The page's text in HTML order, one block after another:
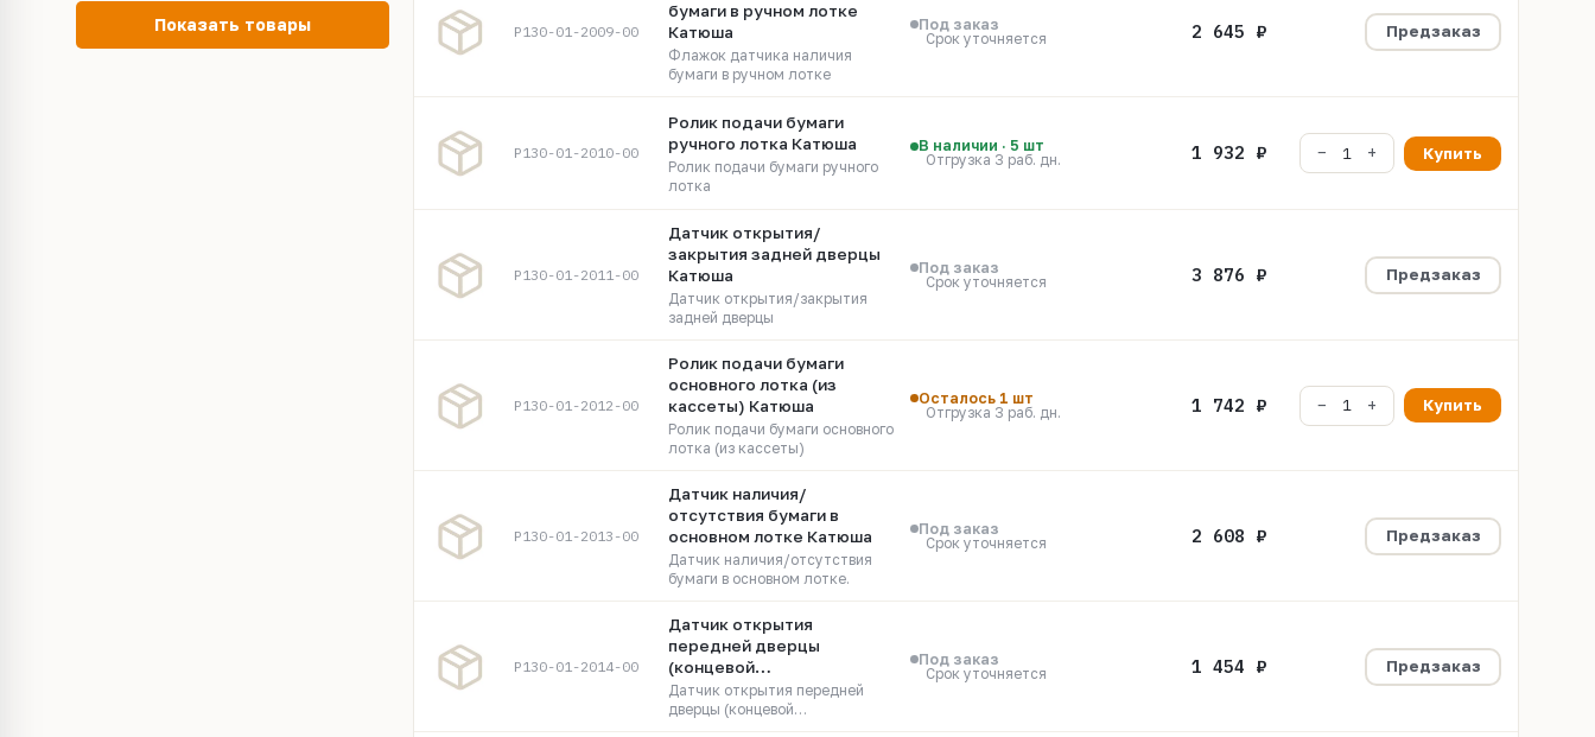
Показать товары P130-01-2009-00
бумаги в ручном лотке
Катюша
Флажок датчика наличия
бумаги в ручном лотке
Под заказ
Срок уточняется
2 645 ₽ Предзаказ
P130-01-2010-00
Ролик подачи бумаги
ручного лотка Катюша
Ролик подачи бумаги ручного
лотка
В наличии · 5 шт
Отгрузка 3 раб. дн.
1 932 ₽ Купить
P130-01-2011-00
Датчик открытия/
закрытия задней дверцы
Катюша
Датчик открытия/закрытия
задней дверцы
Под заказ
Срок уточняется
3 876 ₽ Предзаказ
P130-01-2012-00
Ролик подачи бумаги
основного лотка (из
кассеты) Катюша
Ролик подачи бумаги основного
лотка (из кассеты)
Осталось 1 шт
Отгрузка 3 раб. дн.
1 742 ₽ Купить
P130-01-2013-00
Датчик наличия/
отсутствия бумаги в
основном лотке Катюша
Датчик наличия/отсутствия
бумаги в основном лотке.
Под заказ
Срок уточняется
2 608 ₽ Предзаказ
P130-01-2014-00
Датчик открытия
передней дверцы
(концевой
микровыключатель)
Катюша
Датчик открытия передней
дверцы (концевой
Под заказ
Срок уточняется
1 454 ₽ Предзаказ